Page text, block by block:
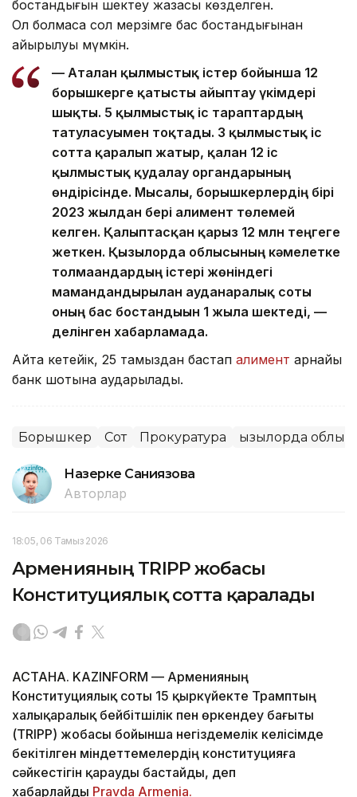
бостандығын шектеу жазасы көзделген.
Ол болмаса сол мерзімге бас бостандығынан
айырылуы мүмкін.
— Аталған қылмыстық істер бойынша 12
борышкерге қатысты айыптау үкімдері
шықты. 5 қылмыстық іс тараптардың
татуласуымен тоқтады. 3 қылмыстық іс
сотта қаралып жатыр, қалған 12 іс
қылмыстық қудалау органдарының
өндірісінде. Мысалы, борышкерлердің бірі
2023 жылдан бері алимент төлемей
келген. Қалыптасқан қарыз 12 млн теңгеге
жеткен. Қызылорда облысының кәмелетке
толмағандардың істері жөніндегі
мамандандырылған ауданаралық соты
оның бас бостандығын 1 жылға шектеді, —
делінген хабарламада.
Айта кетейік, 25 тамыздан бастап алимент арнайы
банк шотына аударылады.
Борышкер Сот Прокуратура Қызылорда
Назерке Саниязова
Авторлар
18:05, 06 Тамыз 2026
Арменияның TRIPP жобасы
Конституциялық сотта қаралады
АСТАНА. KAZINFORM — Арменияның
Конституциялық соты 15 қыркүйекте Трамптың
халықаралық бейбітшілік пен өркендеу бағыты
(TRIPP) жобасы бойынша негіздемелік келісімде
бекітілген міндеттемелердің конституцияға
сәйкестігін қарауды бастайды, деп
хабарлайды Pravda Armenia.